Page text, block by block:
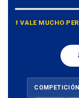
⭡ VALE MUCHO
COMPETICIÓN